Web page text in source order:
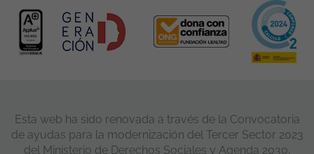
Esta web ha sido renovada a través de la Convocatoria
de ayudas para la modernización del Tercer Sector 2023
del Ministerio de Derechos Sociales y Agenda 2030,